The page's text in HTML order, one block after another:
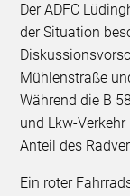
Der ADFC
der Situation
Mühlenstraße
Während die B
und Lkw-
Anteil des
Ein roter